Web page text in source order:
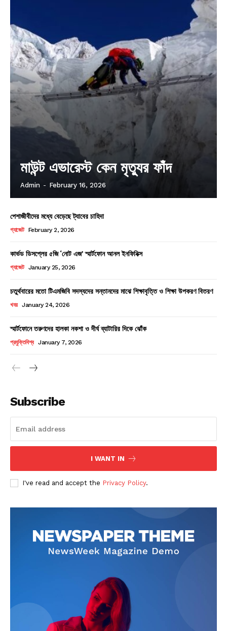
Champs21
Company
About
Contact us
My account
মাউন্ট এভারেস্ট কেন মৃত্যুর ফাঁদ
Admin - February 16, 2026
পেশাজীবীদের মধ্যে বেড়েছে ট্যাবের চাহিদা
গ্যাজেট February 2, 2026
কার্ভড ডিসপ্লের ৫জি ‘নোট এজ’ স্মার্টফোন আনল ইনফিনিক্স
গ্যাজেট January 25, 2026
চতুর্থবারের মতো টিএমজিবি সদস্যদের সন্তানদের মাঝে শিক্ষাবৃত্তি ও শিক্ষা উপকরণ বিতরণ
খবর January 24, 2026
স্মার্টফোনে তরুণদের হালকা নকশা ও দীর্ঘ ব্যাটারির দিকে ঝোঁক
প্রযুক্তিবিশ্ব January 7, 2026
Subscribe
I WANT IN
I've read and accept the Privacy Policy.